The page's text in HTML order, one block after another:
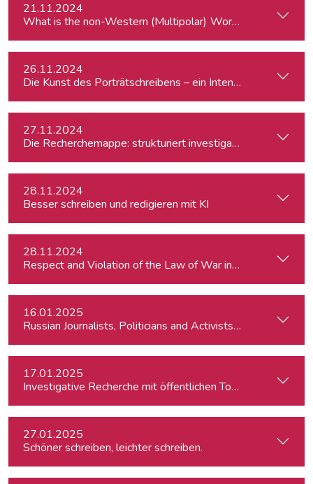
21.11.2024
What is
26.11.2024
Die Kunst des Porträtschreibens – ein Intensiv-Workshop
27.11.2024
Die Recherchemappe: strukturiert investigativ arbeiten,
28.11.2024
Besser schreiben und redigieren mit KI
28.11.2024
Respect and Violation of the Law of War in Ukraine and
16.01.2025
Russian Journalists, Politicians and Activists in Europe:
17.01.2025
Investigative Recherche mit öffentlichen Tools – von
27.01.2025
Schöner schreiben, leichter schreiben.